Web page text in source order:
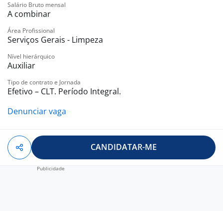
Salário Bruto mensal
A combinar
Área Profissional
Serviços Gerais - Limpeza
Nível hierárquico
Auxiliar
Tipo de contrato e Jornada
Efetivo – CLT. Período Integral.
Denunciar vaga
CANDIDATAR-ME